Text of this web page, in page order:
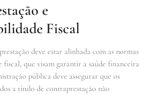
e
Fiscal
deve estar alinhada com as normas
fiscal, que visam garantir a saúde financeira
pública deve assegurar que os
a título de contraprestação não